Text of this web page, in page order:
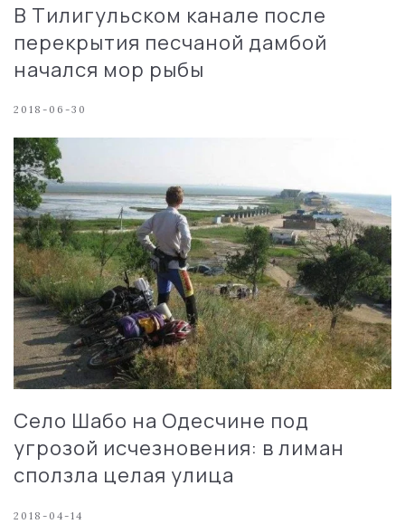
В Тилигульском канале после
перекрытия песчаной дамбой
начался мор рыбы
2018-06-30
Село Шабо на Одесчине под
угрозой исчезновения: в лиман
сползла целая улица
2018-04-14